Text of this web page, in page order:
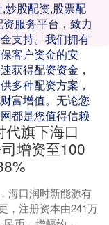
炒股配资,股票配
服务平台，致力
支持。我们拥有
客户资金的安
获得配资资金，
多种配资方案，
富增值。无论您
都是您值得信赖
代旗下海口
增资至100
海口润时新能源有
，注册资本由241万